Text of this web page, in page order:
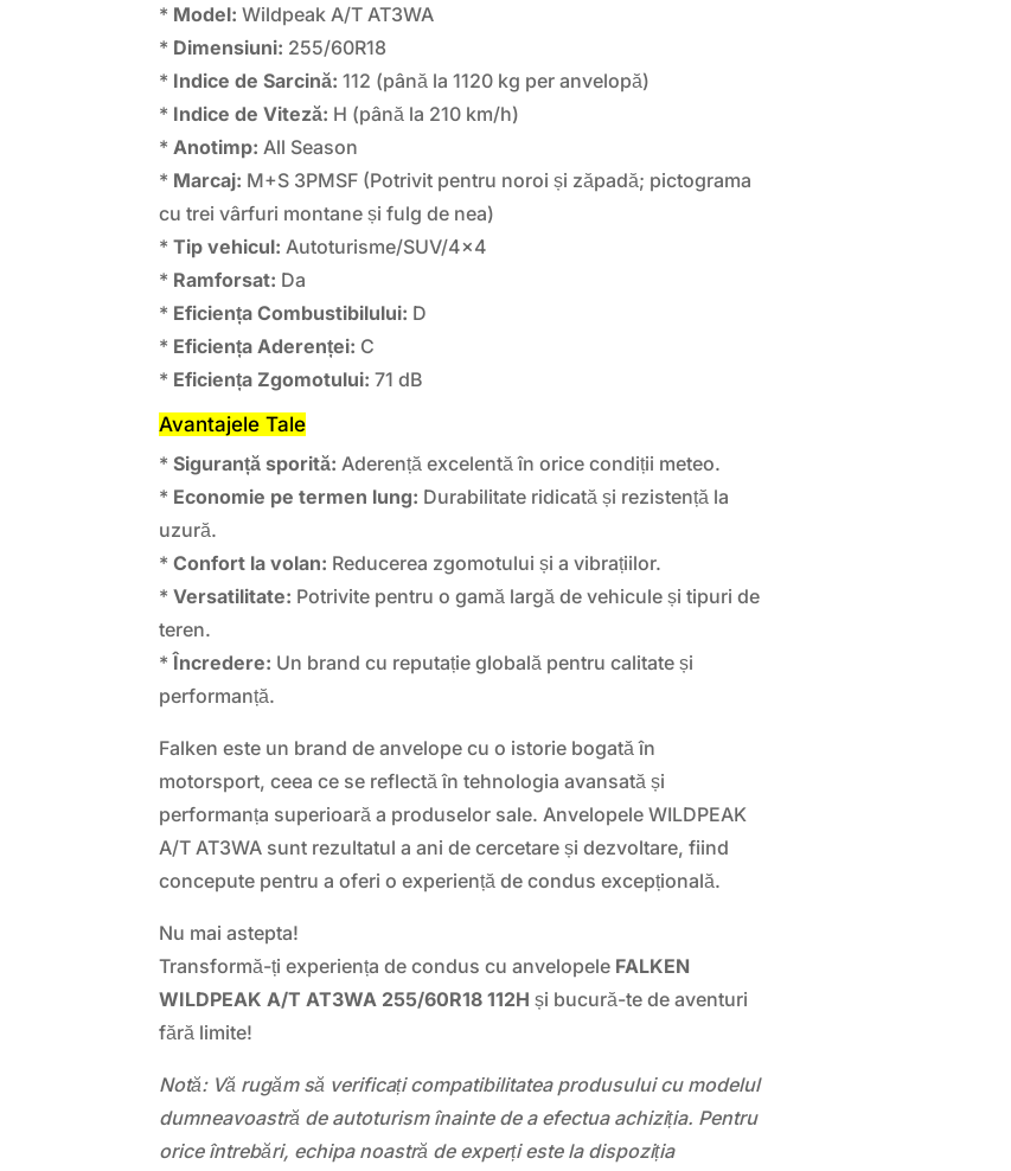
* Model: Wildpeak A/T AT3WA
* Dimensiuni: 255/60R18
* Indice de Sarcină: 112 (până la 1120 kg per anvelopă)
* Indice de Viteză: H (până la 210 km/h)
* Anotimp: All Season
* Marcaj: M+S 3PMSF (Potrivit pentru noroi și zăpadă; pictograma
cu trei vârfuri montane și fulg de nea)
*Tip vehicul: Autoturisme/SUV/4×4
* Ramforsat: Da
* Eficiența Combustibilului: D
* Eficiența Aderenței: C
* Eficiența Zgomotului: 71 dB
Avantajele Tale
*Siguranță sporită: Aderență excelentă în orice condiții meteo.
* Economie pe termen lung: Durabilitate ridicată și rezistență la
uzură.
*Confort la volan: Reducerea zgomotului și a vibrațiilor.
*Versatilitate: Potrivite pentru o gamă largă de vehicule și tipuri de
teren.
*Încredere: Un brand cu reputație globală pentru calitate și
performanță.
Falken este un brand de anvelope cu o istorie bogată în
motorsport, ceea ce se reflectă în tehnologia avansată și
performanța superioară a produselor sale. Anvelopele WILDPEAK
A/T AT3WA sunt rezultatul a ani de cercetare și dezvoltare, fiind
concepute pentru a oferi o experiență de condus excepțională.
Nu mai astepta!
Transformă-ți experiența de condus cu anvelopele FALKEN
WILDPEAK A/T AT3WA 255/60R18 112H și bucură-te de aventuri
fără limite!
Notă: Vă rugăm să verificați compatibilitatea produsului cu modelul
dumneavoastră de autoturism înainte de a efectua achiziția. Pentru
orice întrebări, echipa noastră de experți este la dispoziția